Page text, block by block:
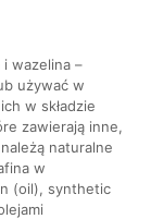
wazelina –
używać w
w składzie
zawierają inne,
naturalne
w
(oil), synthetic